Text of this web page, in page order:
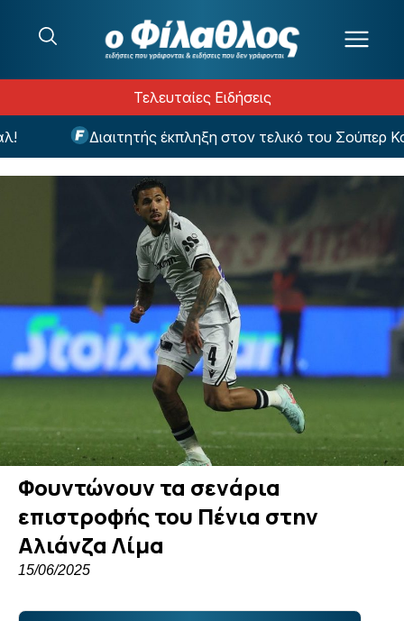
Τελευταίες Ειδήσεις
Διαιτητής έκπληξη στον τελικό του Σούπερ
Φουντώνουν τα σενάρια
επιστροφής του Πένια στην
Αλιάνζα Λίμα
15/06/2025